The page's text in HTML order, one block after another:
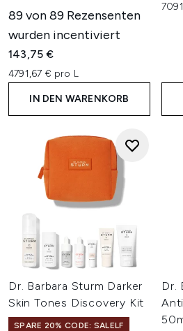
89 von 89 Rezensenten
wurden incentiviert
143,75 €
4791,67 € pro L
IN DEN WARENKORB
Dr. Barbara Sturm Darker
Skin Tones Discovery Kit
SPARE 20% CODE: SALELF
Dr.